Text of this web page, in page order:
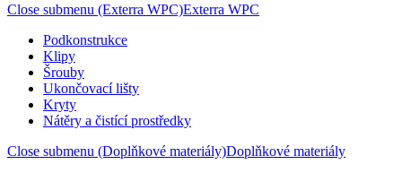
Close submenu (Exterra WPC)Exterra WPC
Podkonstrukce
Klipy
Šrouby
Ukončovací lišty
Kryty
Nátěry a čistící prostředky
Close submenu (Doplňkové materiály)Doplňkové materiály